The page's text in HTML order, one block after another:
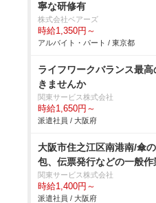
寧な研修有
株式会社ベアーズ
時給1,350円～
アルバイト・パート / 東京都
ライフワークバランス最
きませんか
関東サービス株式会社
時給1,650円～
派遣社員 / 大阪府
大阪市住之江区南港南/傘
包、伝票発行などの一般作
関東サービス株式会社
時給1,400円～
派遣社員 / 大阪府